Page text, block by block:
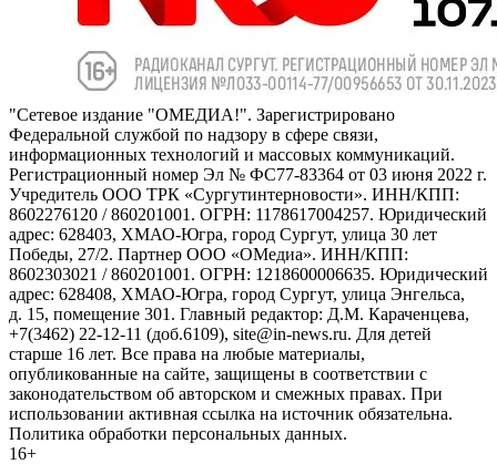
"Сетевое издание "ОМЕДИА!". Зарегистрировано
Федеральной службой по надзору в сфере связи,
информационных технологий и массовых коммуникаций.
Регистрационный номер Эл № ФС77-83364 от 03 июня 2022 г.
Учредитель ООО ТРК «Сургутинтерновости». ИНН/КПП:
8602276120 / 860201001. ОГРН: 1178617004257. Юридический
адрес: 628403, ХМАО-Югра, город Сургут, улица 30 лет
Победы, 27/2. Партнер ООО «ОМедиа». ИНН/КПП:
8602303021 / 860201001. ОГРН: 1218600006635. Юридический
адрес: 628408, ХМАО-Югра, город Сургут, улица Энгельса,
д. 15, помещение 301. Главный редактор: Д.М. Караченцева,
+7(3462) 22-12-11 (доб.6109), site@in-news.ru. Для детей
старше 16 лет. Все права на любые материалы,
опубликованные на сайте, защищены в соответствии с
законодательством об авторском и смежных правах. При
использовании активная ссылка на источник обязательна.
Политика обработки персональных данных.
16+